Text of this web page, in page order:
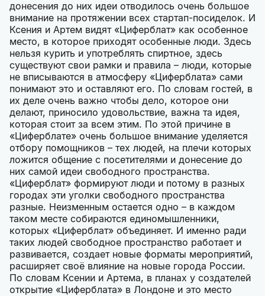
донесения до них идеи отводилось очень большое
внимание на протяжении всех стартап-посиделок. И
Ксения и Артем видят «Циферблат» как особенное
место, в которое приходят особенные люди. Здесь
нельзя курить и употреблять спиртное, здесь
существуют свои рамки и правила – люди, которые
не вписываются в атмосферу «Циферблата» сами
понимают это и оставляют его. По словам гостей, в
их деле очень важно чтобы дело, которое они
делают, приносило удовольствие, важна та идея,
которая стоит за всем этим. По этой причине в
«Циферблате» очень большое внимание уделяется
отбору помощников – тех людей, на плечи которых
ложится общение с посетителями и донесение до
них самой идеи свободного пространства.
«Циферблат» формируют люди и потому в разных
городах эти уголки свободного пространства
разные. Неизменным остается одно – в каждом
таком месте собираются единомышленники,
которых «Циферблат» объединяет. И именно ради
таких людей свободное пространство работает и
развивается, создает новые форматы мероприятий,
расширяет своё влияние на новые города России.
По словам Ксении и Артема, в планах у создателей
открытие «Циферблата» в Лондоне и это место